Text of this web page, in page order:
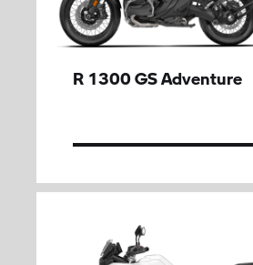
R 1300 GS Adventure